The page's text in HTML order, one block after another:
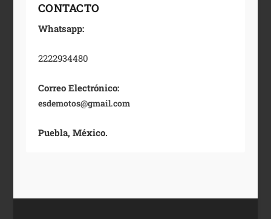
CONTACTO
Whatsapp:
2222934480
Correo Electrónico:
esdemotos@gmail.com
Puebla, México.